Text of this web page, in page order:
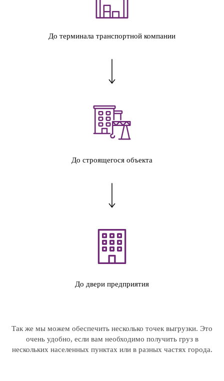
До терминала транспортной компании
До строящегося объекта
До двери предприятия
Так же мы можем обеспечить несколько точек выгрузки. Это
очень удобно, если вам необходимо получить груз в
нескольких населенных пунктах или в разных частях города.